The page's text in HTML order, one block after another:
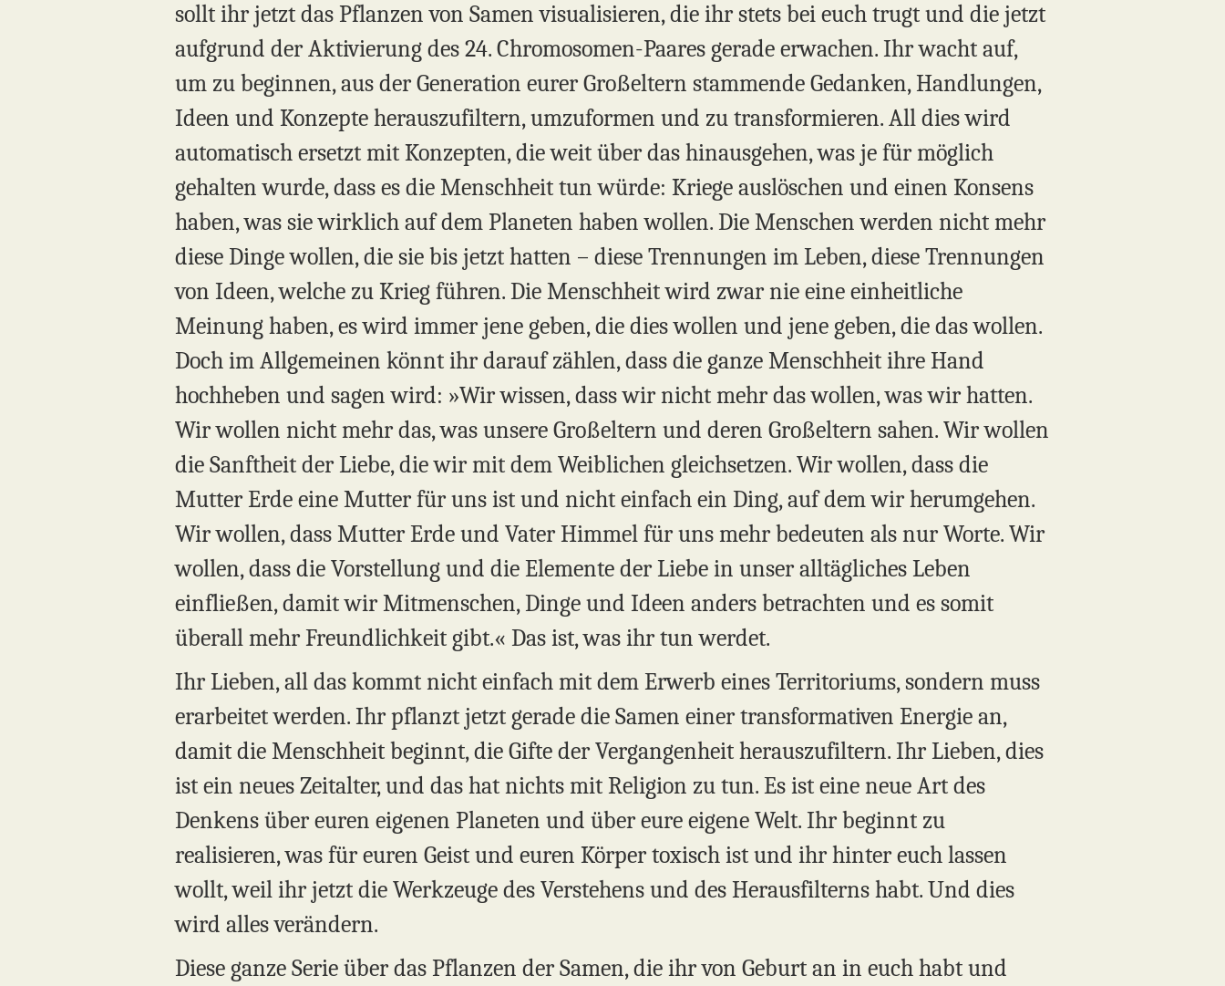
sollt ihr jetzt das Pflanzen von Samen visualisieren, die ihr stets bei euch trugt und die jetzt
aufgrund der Aktivierung des 24. Chromosomen-Paares gerade erwachen. Ihr wacht auf,
um zu beginnen, aus der Generation eurer Großeltern stammende Gedanken, Handlungen,
Ideen und Konzepte herauszufiltern, umzuformen und zu transformieren. All dies wird
automatisch ersetzt mit Konzepten, die weit über das hinausgehen, was je für möglich
gehalten wurde, dass es die Menschheit tun würde: Kriege auslöschen und einen Konsens
haben, was sie wirklich auf dem Planeten haben wollen. Die Menschen werden nicht mehr
diese Dinge wollen, die sie bis jetzt hatten – diese Trennungen im Leben, diese Trennungen
von Ideen, welche zu Krieg führen. Die Menschheit wird zwar nie eine einheitliche
Meinung haben, es wird immer jene geben, die dies wollen und jene geben, die das wollen.
Doch im Allgemeinen könnt ihr darauf zählen, dass die ganze Menschheit ihre Hand
hochheben und sagen wird: »Wir wissen, dass wir nicht mehr das wollen, was wir hatten.
Wir wollen nicht mehr das, was unsere Großeltern und deren Großeltern sahen. Wir wollen
die Sanftheit der Liebe, die wir mit dem Weiblichen gleichsetzen. Wir wollen, dass die
Mutter Erde eine Mutter für uns ist und nicht einfach ein Ding, auf dem wir herumgehen.
Wir wollen, dass Mutter Erde und Vater Himmel für uns mehr bedeuten als nur Worte. Wir
wollen, dass die Vorstellung und die Elemente der Liebe in unser alltägliches Leben
einfließen, damit wir Mitmenschen, Dinge und Ideen anders betrachten und es somit
überall mehr Freundlichkeit gibt.« Das ist, was ihr tun werdet.
Ihr Lieben, all das kommt nicht einfach mit dem Erwerb eines Territoriums, sondern muss
erarbeitet werden. Ihr pflanzt jetzt gerade die Samen einer transformativen Energie an,
damit die Menschheit beginnt, die Gifte der Vergangenheit herauszufiltern. Ihr Lieben, dies
ist ein neues Zeitalter, und das hat nichts mit Religion zu tun. Es ist eine neue Art des
Denkens über euren eigenen Planeten und über eure eigene Welt. Ihr beginnt zu
realisieren, was für euren Geist und euren Körper toxisch ist und ihr hinter euch lassen
wollt, weil ihr jetzt die Werkzeuge des Verstehens und des Herausfilterns habt. Und dies
wird alles verändern.
Diese ganze Serie über das Pflanzen der Samen, die ihr von Geburt an in euch habt und